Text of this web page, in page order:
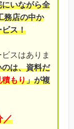
いながら全
務店の中か
ビス！
スはありま
は、資料だ
積もり」が複
／